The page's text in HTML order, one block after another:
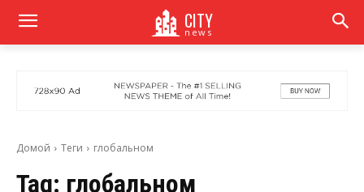
CITY
news
Домой Теги глобальном
Tag: глобальном